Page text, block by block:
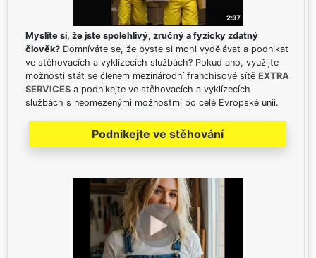
Myslíte si, že jste spolehlivý, zručný a fyzicky zdatný
člověk? Domníváte se, že byste si mohl vydělávat a podnikat
ve stěhovacích a vyklízecích službách? Pokud ano, využijte
možnosti stát se členem mezinárodní franchisové sítě EXTRA
SERVICES a podnikejte ve stěhovacích a vyklízecích
službách s neomezenými možnostmi po celé Evropské unii.
Podnikejte ve stěhování